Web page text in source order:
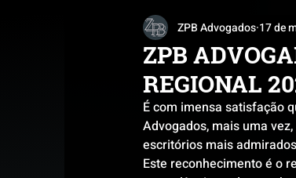
Reconhecimento Tributário
ZPB
REGIONAL
ZPB Advogados 17 de
É com imensa satisfação
Advogados, mais uma
escritórios mais
Este reconhecimento é o